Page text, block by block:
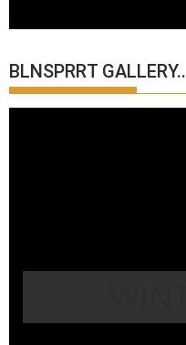
BLNSPRRT GALLERY..